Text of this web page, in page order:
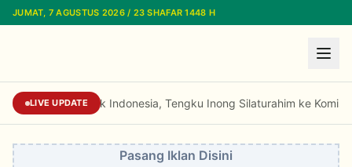
Lewati ke konten utama
JUMAT, 7 AGUSTUS 2026 / 23 SHAFAR 1448 H
LIVE UPDATE
Dari Aceh untuk Indonesia, Tengku Inong Silaturahim ke Komisi
Pasang Iklan Disini